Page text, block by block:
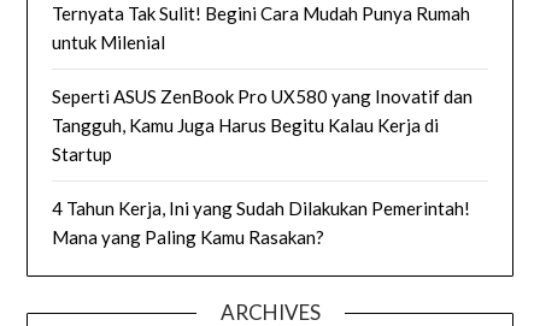
Ternyata Tak Sulit! Begini Cara Mudah Punya Rumah
untuk Milenial
Seperti ASUS ZenBook Pro UX580 yang Inovatif dan
Tangguh, Kamu Juga Harus Begitu Kalau Kerja di
Startup
4 Tahun Kerja, Ini yang Sudah Dilakukan Pemerintah!
Mana yang Paling Kamu Rasakan?
ARCHIVES